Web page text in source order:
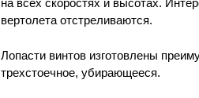
на всех скоростях и высотах.
вертолета отстреливаются.
Лопасти винтов изготовлены
трехстоечное, убирающееся.